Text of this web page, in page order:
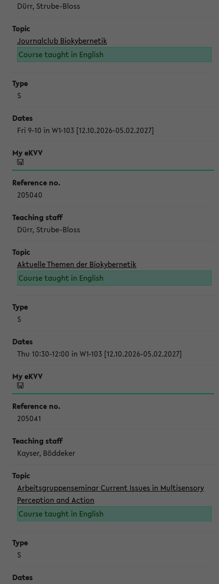
Dürr, Strube-Bloss
Journalclub Biokybernetik
Course taught in English
S
Fri 9-10 in W1-103 [12.10.2026-05.02.2027]
205040
Dürr, Strube-Bloss
Aktuelle Themen der Biokybernetik
Course taught in English
S
Thu 10:30-12:00 in W1-103 [12.10.2026-05.02.2027]
205041
Kayser, Böddeker
Arbeitsgruppenseminar Current Issues in Multisensory
Perception and Action
Course taught in English
S